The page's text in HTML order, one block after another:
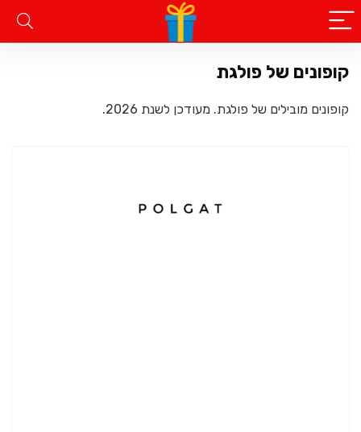
קופונים של פולגת
קופונים מובילים של פולגת. מעודכן לשנת 2026.